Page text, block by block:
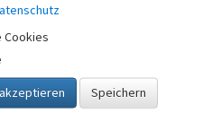
Übergeordnetes Objekt